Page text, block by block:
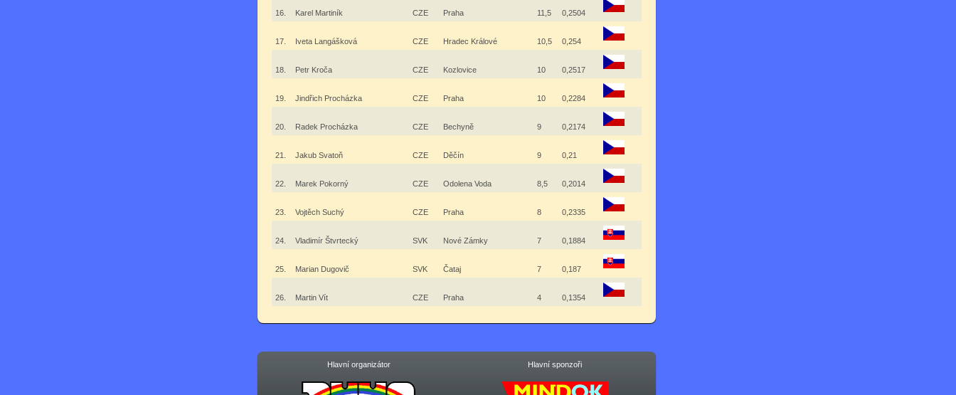
16. Karel Martiník CZE Praha 11,5 0,2504
17. Iveta Langášková CZE Hradec Králové 10,5 0,254
18. Petr Kroča CZE Kozlovice 10 0,2517
19. Jindřich Procházka CZE Praha 10 0,2284
20. Radek Procházka CZE Bechyně 9 0,2174
21. Jakub Svatoň CZE Děčín 9 0,21
22. Marek Pokorný CZE Odolena Voda 8,5 0,2014
23. Vojtěch Suchý CZE Praha 8 0,2335
24. Vladimír Štvrtecký SVK Nové Zámky 7 0,1884
25. Marian Dugovič SVK Čataj 7 0,187
26. Martin Vít CZE Praha 4 0,1354
Hlavní organizátor Hlavní sponzoři